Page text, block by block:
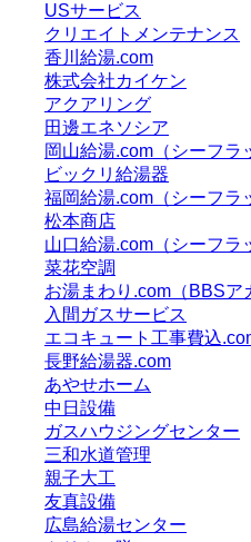
USサービス
クリエイトメンテナンス
香川給湯.com
株式会社カイケン
アクアリング
田邊エネソシア
岡山給湯.com（シーフラ
ビックリ給湯器
福岡給湯.com（シーフラ
松本商店
山口給湯.com（シーフラ
菜花空調
お湯まわり.com（BBSア
入間ガスサービス
エコキュート工事費込
長野給湯器.com
あやせホーム
中日設備
ガスハウジングセンター
三和水道管理
親子大工
友真設備
広島給湯センター